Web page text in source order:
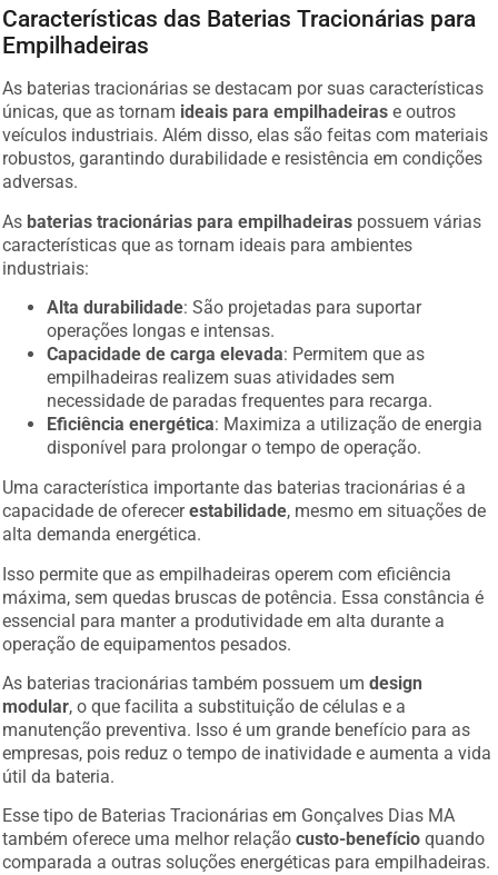
Características das Baterias Tracionárias para
Empilhadeiras
As baterias tracionárias se destacam por suas características
únicas, que as tornam ideais para empilhadeiras e outros
veículos industriais. Além disso, elas são feitas com materiais
robustos, garantindo durabilidade e resistência em condições
adversas.
As baterias tracionárias para empilhadeiras possuem várias
características que as tornam ideais para ambientes
industriais:
Alta durabilidade: São projetadas para suportar
operações longas e intensas.
Capacidade de carga elevada: Permitem que as
empilhadeiras realizem suas atividades sem
necessidade de paradas frequentes para recarga.
Eficiência energética: Maximiza a utilização de energia
disponível para prolongar o tempo de operação.
Uma característica importante das baterias tracionárias é a
capacidade de oferecerestabilidade, mesmo em situações de
alta demanda energética.
Isso permite que as empilhadeiras operem com eficiência
máxima, sem quedas bruscas de potência. Essa constância é
essencial para manter a produtividade em alta durante a
operação de equipamentos pesados.
As baterias tracionárias também possuem umdesign
modular, o que facilita a substituição de células e a
manutenção preventiva. Isso é um grande benefício para as
empresas, pois reduz o tempo de inatividade e aumenta a vida
útil da bateria.
Esse tipo de Baterias Tracionárias em Gonçalves Dias MA
também oferece uma melhor relaçãocusto-benefício quando
comparada a outras soluções energéticas para empilhadeiras.